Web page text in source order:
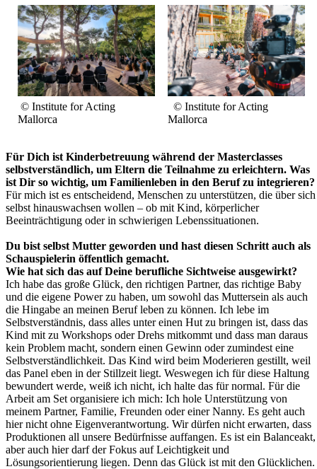
© Institute for Acting
Mallorca
© Institute for Acting
Mallorca
Für Dich ist Kinderbetreuung während der Masterclasses
selbstverständlich, um Eltern die Teilnahme zu erleichtern. Was
ist Dir so wichtig, um Familienleben in den Beruf zu integrieren?
Für mich ist es entscheidend, Menschen zu unterstützen, die über sich
selbst hinauswachsen wollen – ob mit Kind, körperlicher
Beeinträchtigung oder in schwierigen Lebenssituationen.
Du bist selbst Mutter geworden und hast diesen Schritt auch als
Schauspielerin öffentlich gemacht.
Wie hat sich das auf Deine berufliche Sichtweise ausgewirkt?
Ich habe das große Glück, den richtigen Partner, das richtige Baby
und die eigene Power zu haben, um sowohl das Muttersein als auch
die Hingabe an meinen Beruf leben zu können. Ich lebe im
Selbstverständnis, dass alles unter einen Hut zu bringen ist, dass das
Kind mit zu Workshops oder Drehs mitkommt und dass man daraus
kein Problem macht, sondern einen Gewinn oder zumindest eine
Selbstverständlichkeit. Das Kind wird beim Moderieren gestillt, weil
das Panel eben in der Stillzeit liegt. Weswegen ich für diese Haltung
bewundert werde, weiß ich nicht, ich halte das für normal. Für die
Arbeit am Set organisiere ich mich: Ich hole Unterstützung von
meinem Partner, Familie, Freunden oder einer Nanny. Es geht auch
hier nicht ohne Eigenverantwortung. Wir dürfen nicht erwarten, dass
Produktionen all unsere Bedürfnisse auffangen. Es ist ein Balanceakt,
aber auch hier darf der Fokus auf Leichtigkeit und
Lösungsorientierung liegen. Denn das Glück ist mit den Glücklichen.